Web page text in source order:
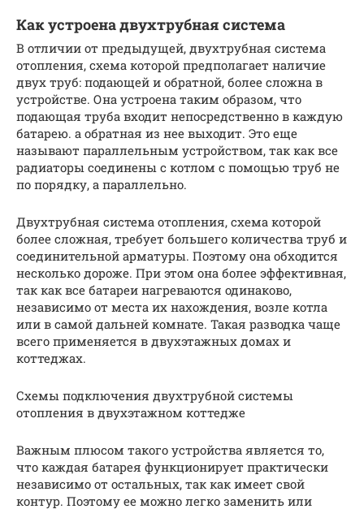
Как устроена двухтрубная система
В отличии от предыдущей, двухтрубная система
отопления, схема которой предполагает наличие
двух труб: подающей и обратной, более сложна в
устройстве. Она устроена таким образом, что
подающая труба входит непосредственно в каждую
батарею. а обратная из нее выходит. Это еще
называют параллельным устройством, так как все
радиаторы соединены с котлом с помощью труб не
по порядку, а параллельно.
Двухтрубная система отопления, схема которой
более сложная, требует большего количества труб и
соединительной арматуры. Поэтому она обходится
несколько дороже. При этом она более эффективная,
так как все батареи нагреваются одинаково,
независимо от места их нахождения, возле котла
или в самой дальней комнате. Такая разводка чаще
всего применяется в двухэтажных домах и
коттеджах.
Схемы подключения двухтрубной системы
отопления в двухэтажном коттедже
Важным плюсом такого устройства является то,
что каждая батарея функционирует практически
независимо от остальных, так как имеет свой
контур. Поэтому ее можно легко заменить или